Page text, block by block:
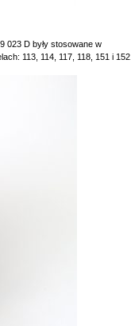
023 D były stosowane w
113, 114, 117, 118, 151 i 152.